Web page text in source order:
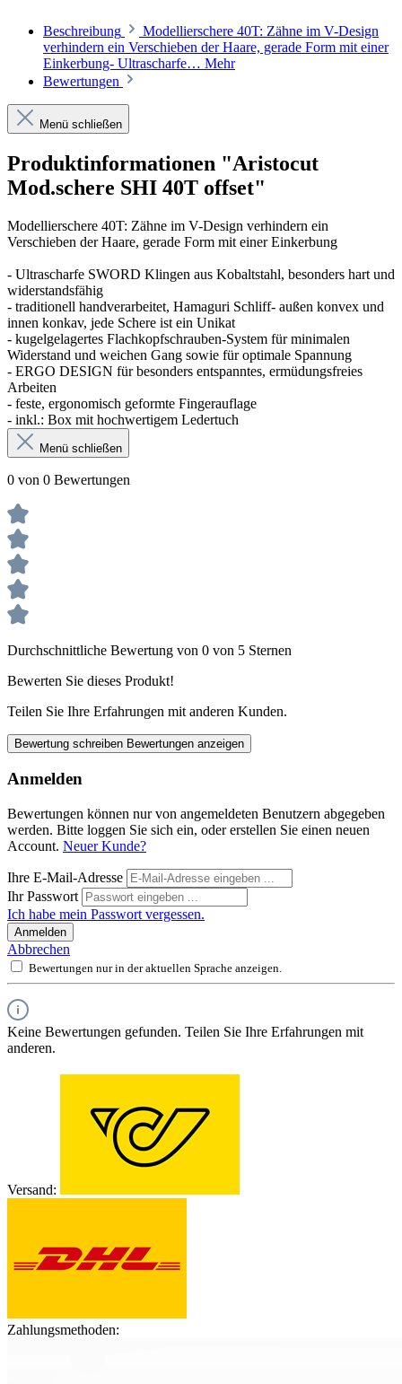
Beschreibung
Modellierschere 40T: Zähne im V-Design
verhindern ein Verschieben der Haare, gerade Form mit einer
Einkerbung- Ultrascharfe… Mehr
Bewertungen
Menü schließen
Produktinformationen "Aristocut
Mod.schere SHI 40T offset"
Modellierschere 40T: Zähne im V-Design verhindern ein
Verschieben der Haare, gerade Form mit einer Einkerbung
- Ultrascharfe SWORD Klingen aus Kobaltstahl, besonders hart und
widerstandsfähig
- traditionell handverarbeitet, Hamaguri Schliff- außen konvex und
innen konkav, jede Schere ist ein Unikat
- kugelgelagertes Flachkopfschrauben-System für minimalen
Widerstand und weichen Gang sowie für optimale Spannung
- ERGO DESIGN für besonders entspanntes, ermüdungsfreies
Arbeiten
- feste, ergonomisch geformte Fingerauflage
- inkl.: Box mit hochwertigem Ledertuch
Menü schließen
0 von 0 Bewertungen
Durchschnittliche Bewertung von 0 von 5 Sternen
Bewerten Sie dieses Produkt!
Teilen Sie Ihre Erfahrungen mit anderen Kunden.
Bewertung schreiben Bewertungen anzeigen
Anmelden
Bewertungen können nur von angemeldeten Benutzern abgegeben
werden. Bitte loggen Sie sich ein, oder erstellen Sie einen neuen
Account. Neuer Kunde?
Ihre E-Mail-Adresse
Ihr Passwort
Ich habe mein Passwort vergessen.
Anmelden
Abbrechen
Bewertungen nur in der aktuellen Sprache anzeigen.
Keine Bewertungen gefunden. Teilen Sie Ihre Erfahrungen mit
anderen.
Versand:
Zahlungsmethoden: